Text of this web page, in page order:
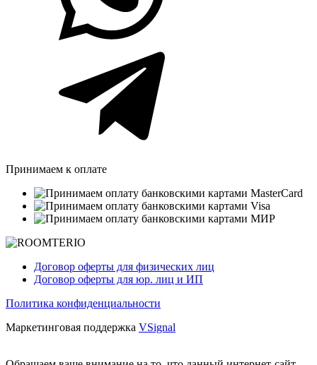
Принимаем к оплате
Договор оферты для физических лиц
Договор оферты для юр. лиц и ИП
Политика конфиденциальности
Маркетинговая поддержка VSignal